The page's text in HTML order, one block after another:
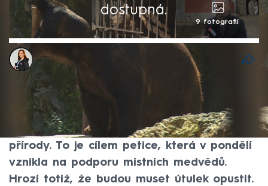
dostupná.
9 fotografií
Kateřina Hálová
14. bře 2025, 12:52
Zachovat medvědí útulek v Českém
Krumlově jako bezpečné útočiště pro
zvířata, která se nemohou vrátit do volné
přírody. To je cílem petice, která v pondělí
vznikla na podporu místních medvědů.
Hrozí totiž, že budou muset útulek opustit.